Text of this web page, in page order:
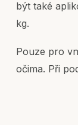
být také
kg.
Pouze pro
očima. Při